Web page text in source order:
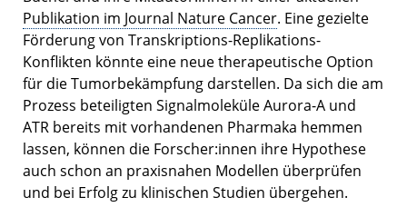
Publikation im Journal Nature Cancer. Eine gezielte
Förderung von Transkriptions-Replikations-
Konflikten könnte eine neue therapeutische Option
für die Tumorbekämpfung darstellen. Da sich die am
Prozess beteiligten Signalmoleküle Aurora-A und
ATR bereits mit vorhandenen Pharmaka hemmen
lassen, können die Forscher:innen ihre Hypothese
auch schon an praxisnahen Modellen überprüfen
und bei Erfolg zu klinischen Studien übergehen.